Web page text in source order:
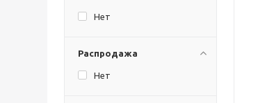
Нет
Распродажа
Нет